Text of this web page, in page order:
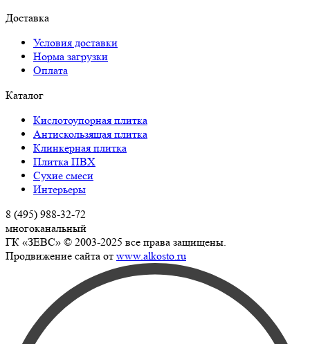
Доставка
Условия доставки
Норма загрузки
Оплата
Каталог
Кислотоупорная плитка
Антискользящая плитка
Клинкерная плитка
Плитка ПВХ
Сухие смеси
Интерьеры
8 (495) 988-32-72
многоканальный
ГК «ЗЕВС» © 2003-2025 все права защищены.
Продвижение сайта от www.alkosto.ru